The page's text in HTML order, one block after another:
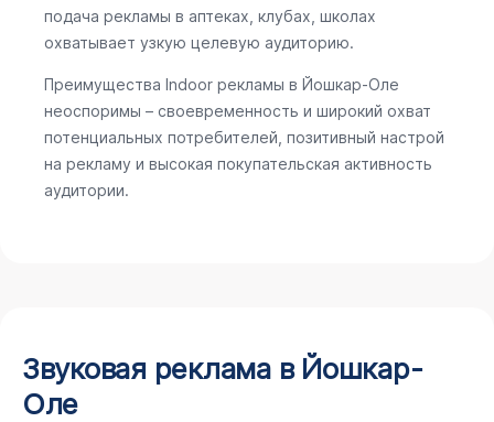
подача рекламы в аптеках, клубах, школах
охватывает узкую целевую аудиторию.
Преимущества Indoor рекламы в Йошкар-Оле
неоспоримы – своевременность и широкий охват
потенциальных потребителей, позитивный настрой
на рекламу и высокая покупательская активность
аудитории.
Звуковая реклама в Йошкар-
Оле